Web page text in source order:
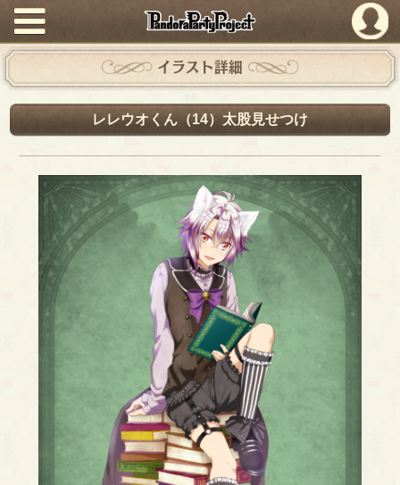
PandoraPartyProject
イラスト詳細
レレウオくん（14）太股見せつけ